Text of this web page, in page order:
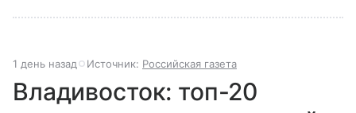
1 день назад Источник: Российская газета
Владивосток: топ-20